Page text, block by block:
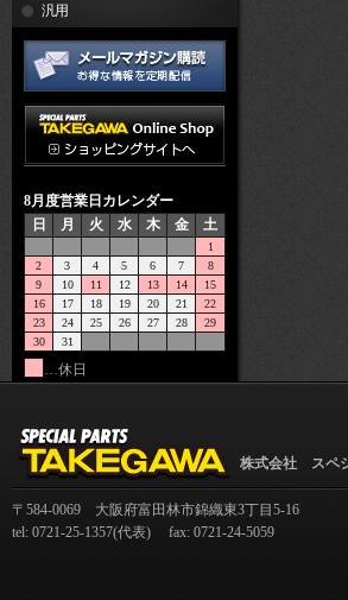
スター汎用
8月度営業日カレンダー
日
月 火 水 木 金 土
1
2
3 4 5 6 7
8
9
10 11 12 13 14
15
16
17 18 19 20 21
22
23
24 25 26 27 28
29
30
31
…休日
株式会社 スペ
〒584-0069 大阪府富田林市錦織東3丁目5-16
tel: 0721-25-1357(代表) fax: 0721-24-5059